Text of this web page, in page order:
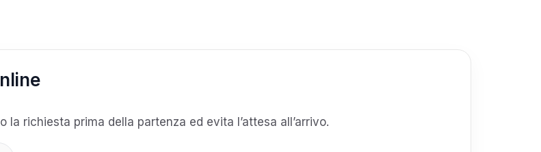
richiesta prima della partenza ed evita l’attesa all’arrivo.